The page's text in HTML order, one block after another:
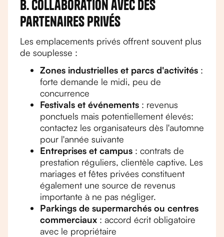
B. Collaboration avec des
partenaires privés
Les emplacements privés offrent souvent plus
de souplesse :
Zones industrielles et parcs d'activités :
forte demande le midi, peu de
concurrence
Festivals et événements : revenus
ponctuels mais potentiellement élevés:
contactez les organisateurs dès l'automne
pour l'année suivante
Entreprises et campus : contrats de
prestation réguliers, clientèle captive. Les
mariages et fêtes privées constituent
également une source de revenus
importante à ne pas négliger.
Parkings de supermarchés ou centres
commerciaux : accord écrit obligatoire
avec le propriétaire